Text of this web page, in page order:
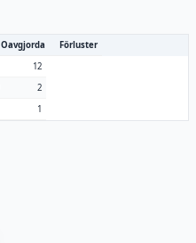
Oavgjorda
Förluster
12
2
1